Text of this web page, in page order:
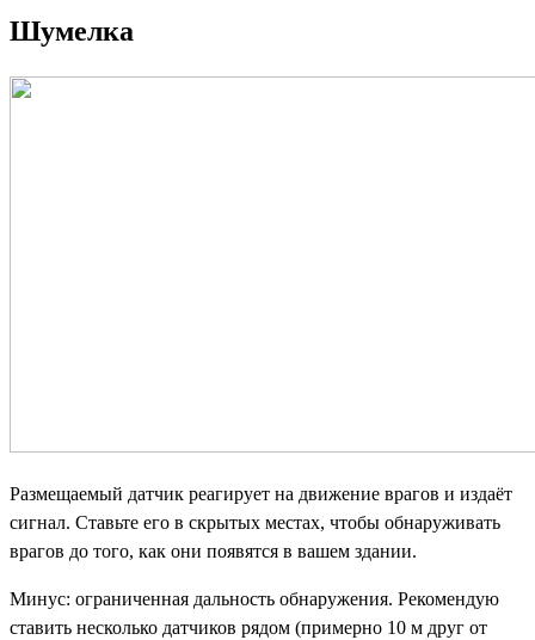
Шумелка
Размещаемый датчик реагирует на движение врагов и издаёт
сигнал. Ставьте его в скрытых местах, чтобы обнаруживать
врагов до того, как они появятся в вашем здании.
Минус: ограниченная дальность обнаружения. Рекомендую
ставить несколько датчиков рядом (примерно 10 м друг от